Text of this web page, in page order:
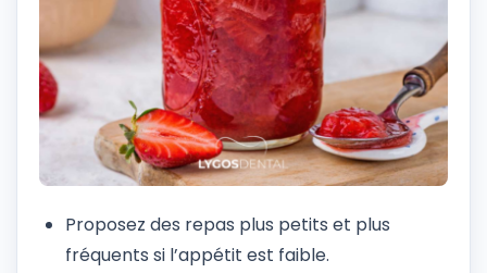
Proposez des repas plus petits et plus
fréquents si l’appétit est faible.